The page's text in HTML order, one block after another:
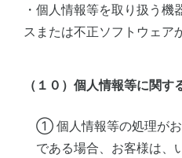
・個人情報等を取り扱う
スまたは不正ソフトウェア
（１０）個人情報等に関す
① 個人情報等の処理が
である場合、お客様は、